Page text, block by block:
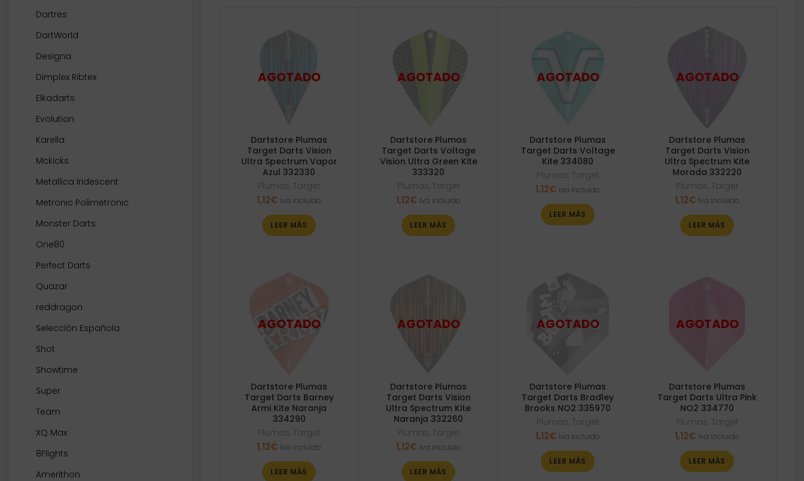
Dartres
DartWorld
Designa
Dimplex Ribtex
Elkadarts
Evolution
Karella
Mckicks
Metallica Iridescent
Metronic Polimetronic
Monster Darts
One80
Perfect Darts
Quazar
reddragon
Selección Española
Shot
Showtime
Super
Team
XQ Max
8Flights
Amerithon
Dartstore Plumas
Target Darts Vision
Ultra Spectrum Vapor
Azul 332330
Plumas, Target
1,12€ Iva incluido
LEER MÁS
Dartstore Plumas
Target Darts Voltage
Vision Ultra Green Kite
333320
Plumas, Target
1,12€ Iva incluido
LEER MÁS
Dartstore Plumas
Target Darts Voltage
Kite 334080
Plumas, Target
1,12€ Iva incluido
LEER MÁS
Dartstore Plumas
Target Darts Vision
Ultra Spectrum Kite
Morada 332220
Plumas, Target
1,12€ Iva incluido
LEER MÁS
Dartstore Plumas
Target Darts Barney
Armi Kite Naranja
334290
Plumas, Target
1,12€ Iva incluido
LEER MÁS
Dartstore Plumas
Target Darts Vision
Ultra Spectrum Kite
Naranja 332260
Plumas, Target
1,12€ Iva incluido
LEER MÁS
Dartstore Plumas
Target Darts Bradley
Brooks NO2 335970
Plumas, Target
1,12€ Iva incluido
LEER MÁS
Dartstore Plumas
Target Darts Ultra Pink
NO2 334770
Plumas, Target
1,12€ Iva incluido
LEER MÁS